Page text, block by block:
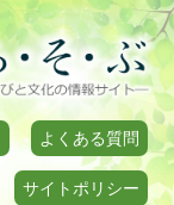
よくある質問
サイトポリシー